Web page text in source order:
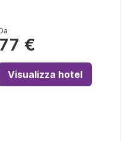
77 €
Visualizza hotel